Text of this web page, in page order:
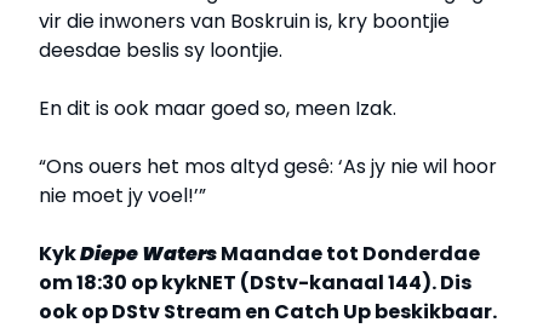
vir die inwoners van Boskruin is, kry boontjie
deesdae beslis sy loontjie.
En dit is ook maar goed so, meen Izak.
“Ons ouers het mos altyd gesê: ‘As jy nie wil hoor
nie moet jy voel!’”
KykDiepe WatersMaandae tot Donderdae
om 18:30 op kykNET (DStv-kanaal 144). Dis
ook op DStv Stream en Catch Up beskikbaar.